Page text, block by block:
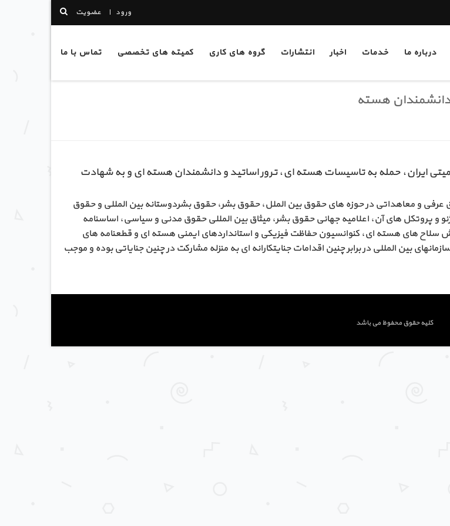
ورود عضویت
درباره ما خدمات اخبار انتشارات گروه های کاری کمیته های تخصصی تماس با ما
هسته
ایران، حمله به تاسیسات هسته­ ای، ترور اساتید و دانشمندان هسته ­ای و به شهادت
عرفی و معاهداتی در حوزه­ های حقوق بین­ الملل، حقوق بشر، حقوق بشردوستانه بین ­المللی و حقوق
و پروتکل­ های آن، اعلامیه جهانی حقوق بشر، میثاق بین ­المللی حقوق مدنی و سیاسی، اساسنامه
سلاح­ های هسته­ ای، کنوانسیون حفاظت فیزیکی و استانداردهای ایمنی هسته ­ای و قطعنامه ­های
بین­ المللی در برابر چنین اقدامات جنایتکارانه ­ای به منزله مشارکت در چنین جنایاتی بوده و موجب
کلیه حقوق محفوظ می باشد